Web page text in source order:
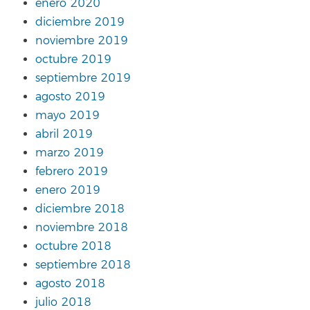
enero 2020
diciembre 2019
noviembre 2019
octubre 2019
septiembre 2019
agosto 2019
mayo 2019
abril 2019
marzo 2019
febrero 2019
enero 2019
diciembre 2018
noviembre 2018
octubre 2018
septiembre 2018
agosto 2018
julio 2018